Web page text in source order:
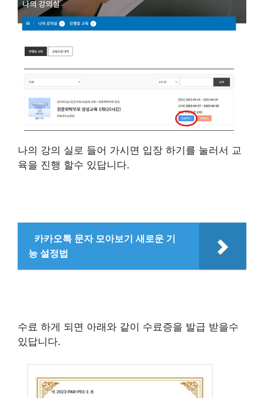
나의 강의 실로 들어 가시면 입장 하기를 눌러서 교
육을 진행 할수 있답니다.
카카오톡 문자 모아보기 새로운 기
능 설정법
수료 하게 되면 아래와 같이 수료증을 발급 받을수
있답니다.